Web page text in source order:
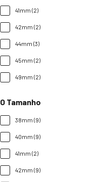
41mm (2)
42mm (2)
44mm (3)
45mm (2)
49mm (2)
O Tamanho
38mm (9)
40mm (9)
41mm (2)
42mm (9)